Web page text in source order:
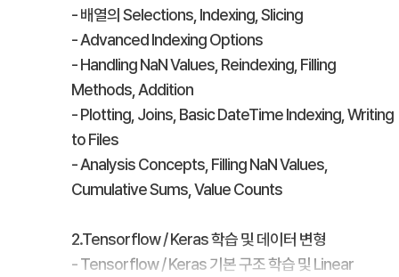
- 배열의 Selections, Indexing, Slicing
- Advanced Indexing Options
- Handling NaN Values, Reindexing, Filling
Methods, Addition
- Plotting, Joins, Basic DateTime Indexing, Writing
to Files
- Analysis Concepts, Filling NaN Values,
Cumulative Sums, Value Counts
2.Tensorflow / Keras 학습 및 데이터 변형
- Tensorflow / Keras 기본 구조 학습 및 Linear